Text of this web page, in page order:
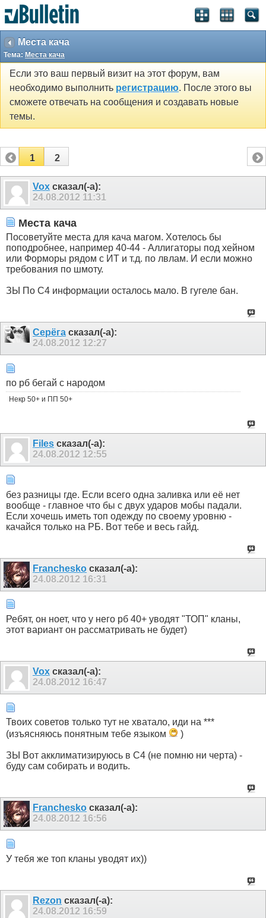
Места кача
Тема: Места кача
Если это ваш первый визит на этот форум, вам
необходимо выполнить регистрацию. После этого вы
сможете отвечать на сообщения и создавать новые
темы.
1 2
Vox сказал(-а):
24.08.2012 11:31
Места кача
Посоветуйте места для кача магом. Хотелось бы
поподробнее, например 40-44 - Аллигаторы под хейном
или Форморы рядом с ИТ и т.д. по лвлам. И если можно
требования по шмоту.
ЗЫ По С4 информации осталось мало. В гугеле бан.
Серёга сказал(-а):
24.08.2012 12:27
по рб бегай с народом
Некр 50+ и ПП 50+
Files сказал(-а):
24.08.2012 12:55
без разницы где. Если всего одна заливка или её нет
вообще - главное что бы с двух ударов мобы падали.
Если хочешь иметь топ одежду по своему уровню -
качайся только на РБ. Вот тебе и весь гайд.
Franchesko сказал(-а):
24.08.2012 16:31
Ребят, он ноет, что у него рб 40+ уводят "ТОП" кланы,
этот вариант он рассматривать не будет)
Vox сказал(-а):
24.08.2012 16:47
Твоих советов только тут не хватало, иди на ***
(изъясняюсь понятным тебе языком
)
ЗЫ Вот акклиматизируюсь в С4 (не помню ни черта) -
буду сам собирать и водить.
Franchesko сказал(-а):
24.08.2012 16:56
У тебя же топ кланы уводят их))
Rezon сказал(-а):
24.08.2012 16:59